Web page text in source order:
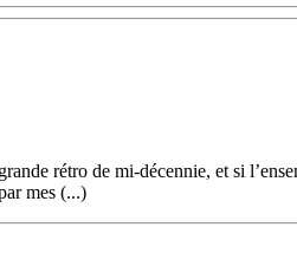
rétro de mi-décennie, et si
mes (...)